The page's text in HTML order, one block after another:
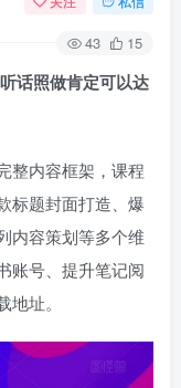
43 15
话照做肯定可以达
整内容框架，课程
标题封面打造、爆
内容策划等多个维
账号、提升笔记阅
址。